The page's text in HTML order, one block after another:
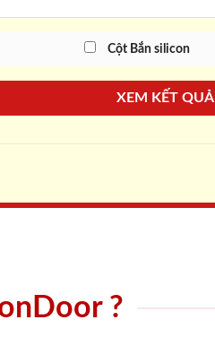
Cột Bắn silicon
XEM KẾT QUẢ
?